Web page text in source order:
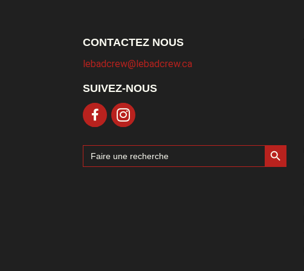
CONTACTEZ NOUS
lebadcrew@lebadcrew.ca
SUIVEZ-NOUS
Search
for:
Search Button